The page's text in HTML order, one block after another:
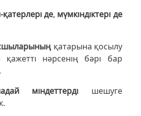
де, мүмкіндіктері де
қатарына қосылу
қажетті нәрсенің бәрі бар
міндеттерді шешуге